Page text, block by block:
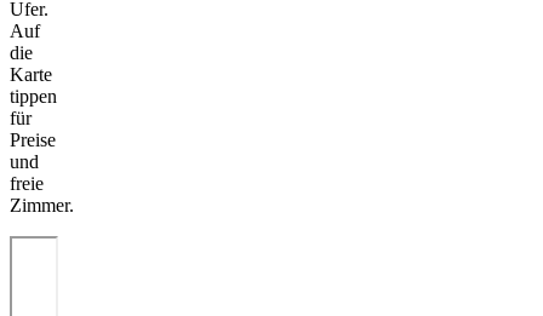
Ufer.
Auf
die
Karte
tippen
für
Preise
und
freie
Zimmer.